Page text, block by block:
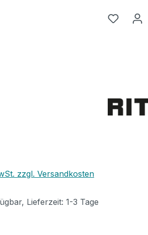
zzgl. Versandkosten
Lieferzeit: 1-3 Tage